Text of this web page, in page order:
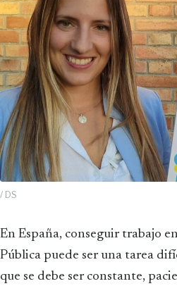
/ DS
En España, conseguir trabajo en la Administración
Pública puede ser una tarea
que se debe ser constante,